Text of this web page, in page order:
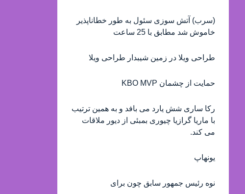
(سرب) آتش سوزی سئول به طور خطاناپذیر
خاموش شد مطابق با 25 ساعت
طراحی ویلا در زمین شیبدار طراحی ویلا
حمایت از چشمان KBO MVP
رکا ساری شش یارد می بافد و به همین ترتیب
با ماریا گرازیا چیوری بمبئی از دیور ملاقات
می کند.
یونهاپ
نوه رئیس جمهور سابق چون برای